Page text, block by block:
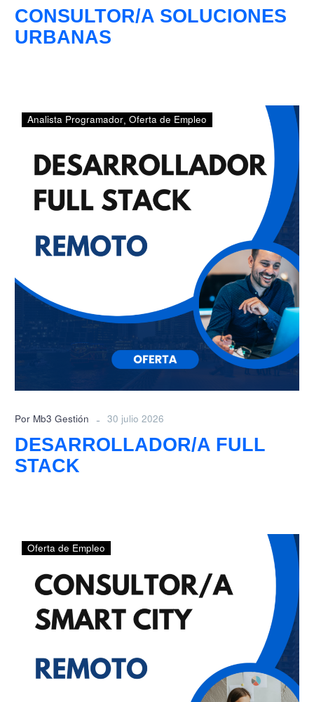
CONSULTOR/A SOLUCIONES
URBANAS
DESARROLLADOR/A
FULL
Analista Programador Oferta de Empleo
Por Mb3 Gestión - 30 julio 2026
DESARROLLADOR/A FULL
STACK
CITY
Y
TERRITORIOS
INTELIGENTES
Oferta de Empleo